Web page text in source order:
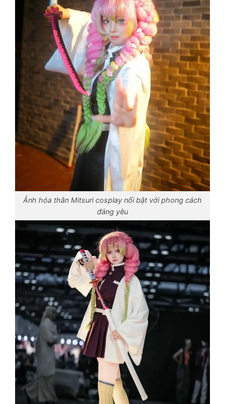
Ảnh hóa thân Mitsuri cosplay nổi bật với phong cách
đáng yêu